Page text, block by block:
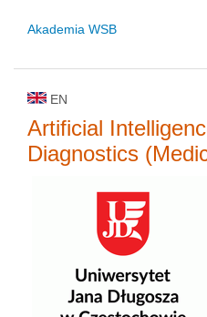
Akademia WSB
EN
Artificial
Diagnostics